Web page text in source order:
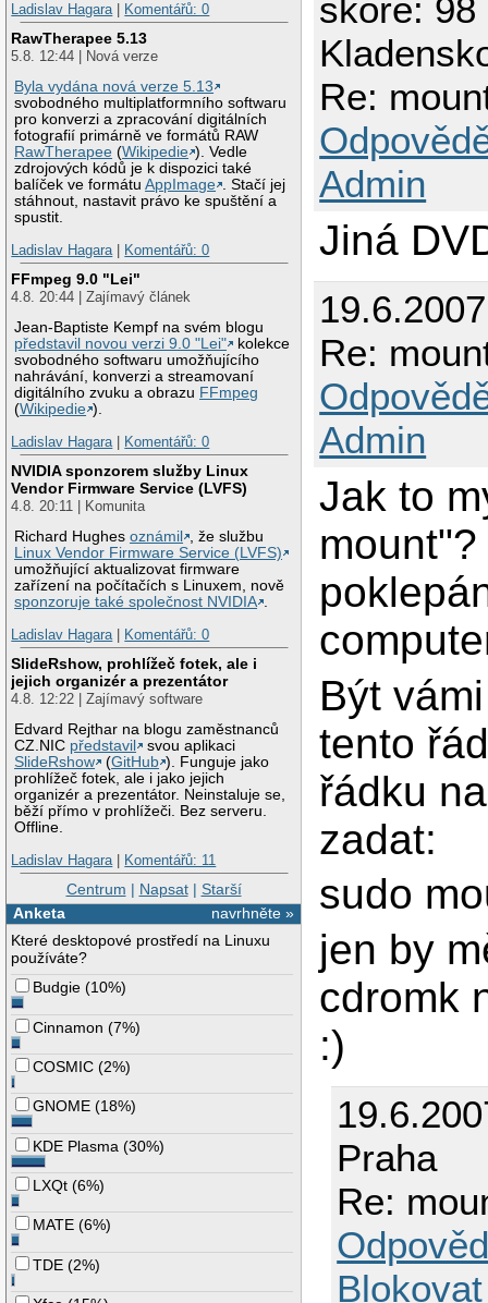
Ladislav Hagara| Komentářů: 0
RawTherapee 5.13
5.8. 12:44 | Nová verze
Byla vydána nová verze 5.13
svobodného multiplatformního softwaru
pro konverzi a zpracování digitálních
fotografií primárně ve formátů RAW
RawTherapee (Wikipedie ). Vedle
zdrojových kódů je k dispozici také
balíček ve formátuAppImage . Stačí jej
stáhnout, nastavit právo ke spuštění a
spustit.
Ladislav Hagara| Komentářů: 0
FFmpeg 9.0 "Lei"
4.8. 20:44 | Zajímavý článek
Jean-Baptiste Kempf na svém blogu
představil novou verzi 9.0 "Lei"
kolekce
svobodného softwaru umožňujícího
nahrávání, konverzi a streamovaní
digitálního zvuku a obrazu FFmpeg
(Wikipedie ).
Ladislav Hagara| Komentářů: 0
NVIDIA sponzorem služby Linux
Vendor Firmware Service (LVFS)
4.8. 20:11 | Komunita
Richard Hughesoznámil
, že službu
Linux Vendor Firmware Service (LVFS)
umožňující aktualizovat firmware
zařízení na počítačích s Linuxem, nově
sponzoruje také společnost NVIDIA .
Ladislav Hagara| Komentářů: 0
SlideRshow, prohlížeč fotek, ale i
jejich organizér a prezentátor
4.8. 12:22 | Zajímavý software
Edvard Rejthar na blogu zaměstnanců
CZ.NIC představil
svou aplikaci
SlideRshow
(GitHub ). Funguje jako
prohlížeč fotek, ale i jako jejich
organizér a prezentátor. Neinstaluje se,
běží přímo v prohlížeči. Bez serveru.
Offline.
Ladislav Hagara| Komentářů: 11
Centrum | Napsat| Starší
navrhněte »
Anketa
Které desktopové prostředí na Linuxu
používáte?
Budgie (10%)
Cinnamon (7%)
COSMIC (2%)
GNOME (18%)
KDE Plasma (30%)
LXQt (6%)
MATE (6%)
TDE (2%)
skóre:
Re:
Admin
Jiná
Re:
Admin
Jak to
Být
tento
řádku
zadat:
sudo
jen by
cdromk
:)
Praha
Re:
Blokovat